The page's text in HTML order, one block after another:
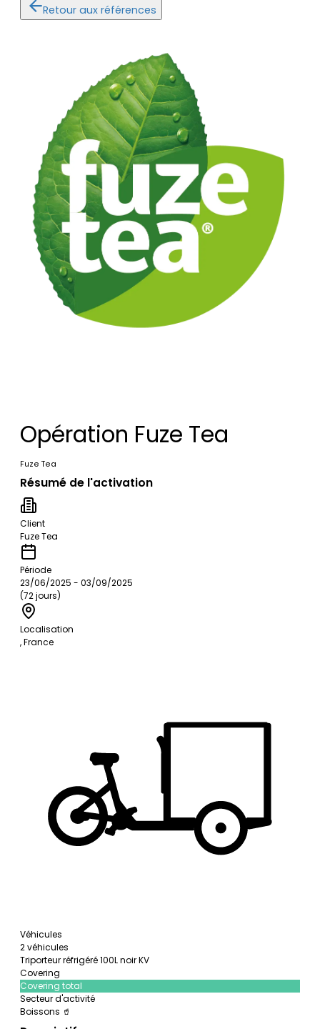
Retour aux références
Opération Fuze Tea
Fuze Tea
Résumé de l'activation
Client
Fuze Tea
Période
23/06/2025 - 03/09/2025
(72 jours)
Localisation
, France
Véhicules
2 véhicules
Triporteur réfrigéré 100L noir KV
Covering
Covering total
Secteur d'activité
Boissons 🥤